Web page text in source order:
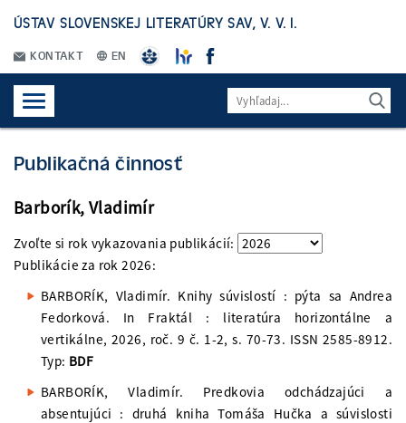
ÚSTAV SLOVENSKEJ LITERATÚRY SAV, V. V. I.
KONTAKT EN
Publikačná činnosť
Barborík, Vladimír
Zvoľte si rok vykazovania publikácií:
Publikácie za rok2026:
BARBORÍK, Vladimír. Knihy súvislostí : pýta sa Andrea
Fedorková. In Fraktál : literatúra horizontálne a
vertikálne, 2026, roč. 9 č. 1-2, s. 70-73. ISSN 2585-8912.
Typ: BDF
BARBORÍK, Vladimír. Predkovia odchádzajúci a
absentujúci : druhá kniha Tomáša Hučka a súvislosti